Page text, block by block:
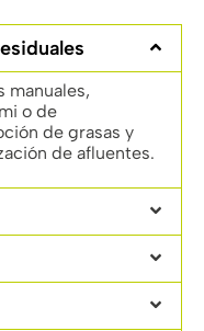
manuales,
o de
de grasas y
de afluentes.